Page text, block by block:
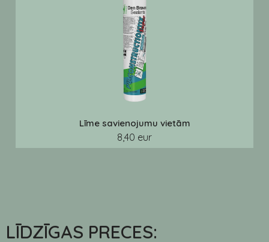
Līme savienojumu vietām
8,40 eur
LĪDZĪGAS PRECES: